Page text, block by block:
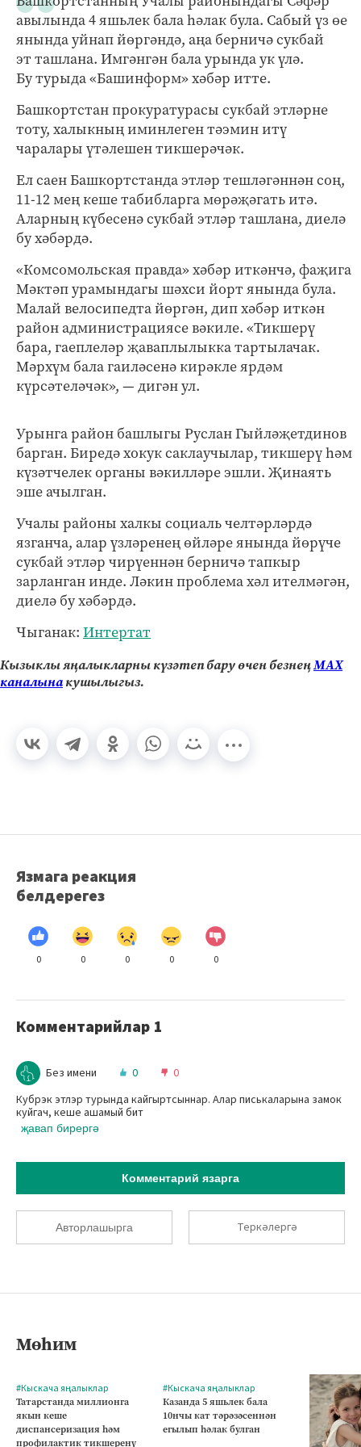
авылында 4 яшьлек бала һәлак була. Сабый үз өе
янында уйнап йөргәндә, аңа берничә сукбай
эт ташлана. Имгәнгән бала урында ук үлә.
Бу турыда «Башинформ» хәбәр итте.
Башкортстан прокуратурасы сукбай этләрне
тоту, халыкның иминлеген тәэмин итү
чаралары үтәлешен тикшерәчәк.
Ел саен Башкортстанда этләр тешләгәннән соң,
11-12 мең кеше табибларга мөрәҗәгать итә.
Аларның күбесенә сукбай этләр ташлана, диелә
бу хәбәрдә.
«Комсомольская правда» хәбәр иткәнчә, фаҗига
Мәктәп урамындагы шәхси йорт янында була.
Малай велосипедта йөргән, дип хәбәр иткән
район администрациясе вәкиле. «Тикшерү
бара, гаеплеләр җаваплылыкка тартылачак.
Мәрхүм бала гаиләсенә кирәкле ярдәм
күрсәтеләчәк», — дигән ул.
Урынга район башлыгы Руслан Гыйләҗетдинов
барган. Биредә хокук саклаучылар, тикшерү һәм
күзәтчелек органы вәкилләре эшли. Җинаять
эше ачылган.
Учалы районы халкы социаль челтәрләрдә
язганча, алар үзләренең өйләре янында йөрүче
сукбай этләр чирүеннән берничә тапкыр
зарланган инде. Ләкин проблема хәл ителмәгән,
диелә бу хәбәрдә.
Чыганак: Интертат
Кызыклы яңалыкларны күзәтеп бару өчен безнеңМАХ
каналынакушылыгыз.
Язмага реакция
белдерегез
0 0 0 0 0
Комментарийлар 1
Без имени 0
0
Кубрэк этлэр турында кайгыртсыннар. Алар писькаларына замок
куйгач, кеше ашамый бит
җавап бирергә
Комментарий язарга
Авторлашырга Теркәлергә
Мөһим
#Кыскача яңалыклар
Татарстанда миллионга
якын кеше
диспансеризация һәм
профилактик тикшеренү
#Кыскача яңалыклар
Казанда 5 яшьлек бала
10нчы кат тәрәзәсеннән
егылып һәлак булган